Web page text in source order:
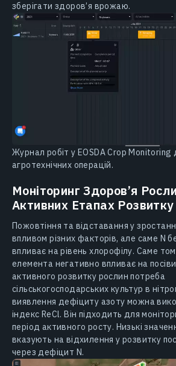
зберігати здоров’я врожаю.
Журнал робіт у EOSDA Crop Monitoring
агротехнічних операцій.
Моніторинг Здоров’я
Активних Етапах Розвитку
Пожовтіння та відставання у
впливом різних факторів, але саме N
впливає на рівень хлорофілу. Саме
елемента негативно впливає на
активного розвитку рослин потреба
сільськогосподарських культур в
виявлення дефіциту азоту можна
індекс ReCl. Він підходить для
період активного росту. Низькі
вказують на відхилення у розвитку
через дефіцит N.